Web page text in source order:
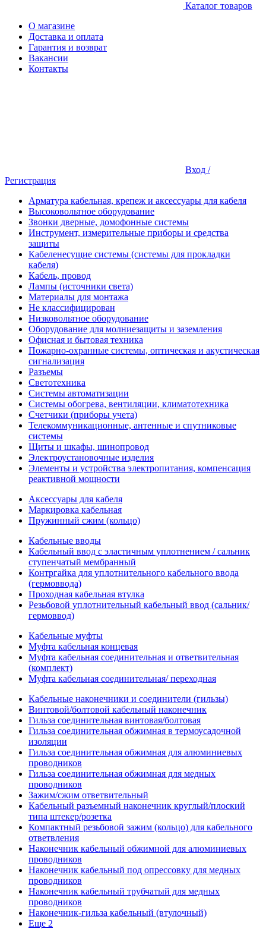
Каталог товаров
О магазине
Доставка и оплата
Гарантия и возврат
Вакансии
Контакты
Вход /
Регистрация
Арматура кабельная, крепеж и аксессуары для кабеля
Высоковольтное оборудование
Звонки дверные, домофонные системы
Инструмент, измерительные приборы и средства
защиты
Кабеленесущие системы (системы для прокладки
кабеля)
Кабель, провод
Лампы (источники света)
Материалы для монтажа
Не классифицирован
Низковольтное оборудование
Оборудование для молниезащиты и заземления
Офисная и бытовая техника
Пожарно-охранные системы, оптическая и акустическая
сигнализация
Разъемы
Светотехника
Системы автоматизации
Системы обогрева, вентиляции, климатотехника
Счетчики (приборы учета)
Телекоммуникационные, антенные и спутниковые
системы
Щиты и шкафы, шинопровод
Электроустановочные изделия
Элементы и устройства электропитания, компенсация
реактивной мощности
Аксессуары для кабеля
Маркировка кабельная
Пружинный сжим (кольцо)
Кабельные вводы
Кабельный ввод с эластичным уплотнением / сальник
ступенчатый мембранный
Контргайка для уплотнительного кабельного ввода
(гермоввода)
Проходная кабельная втулка
Резьбовой уплотнительный кабельный ввод (сальник/
гермоввод)
Кабельные муфты
Муфта кабельная концевая
Муфта кабельная соединительная и ответвительная
(комплект)
Муфта кабельная соединительная/ переходная
Кабельные наконечники и соединители (гильзы)
Винтовой/болтовой кабельный наконечник
Гильза соединительная винтовая/болтовая
Гильза соединительная обжимная в термоусадочной
изоляции
Гильза соединительная обжимная для алюминиевых
проводников
Гильза соединительная обжимная для медных
проводников
Зажим/сжим ответвительный
Кабельный разъемный наконечник круглый/плоский
типа штекер/розетка
Компактный резьбовой зажим (кольцо) для кабельного
ответвления
Наконечник кабельный обжимной для алюминиевых
проводников
Наконечник кабельный под опрессовку для медных
проводников
Наконечник кабельный трубчатый для медных
проводников
Наконечник-гильза кабельный (втулочный)
Еще 2